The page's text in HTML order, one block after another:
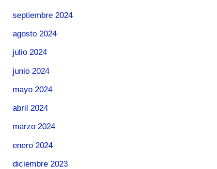
septiembre 2024
agosto 2024
julio 2024
junio 2024
mayo 2024
abril 2024
marzo 2024
enero 2024
diciembre 2023